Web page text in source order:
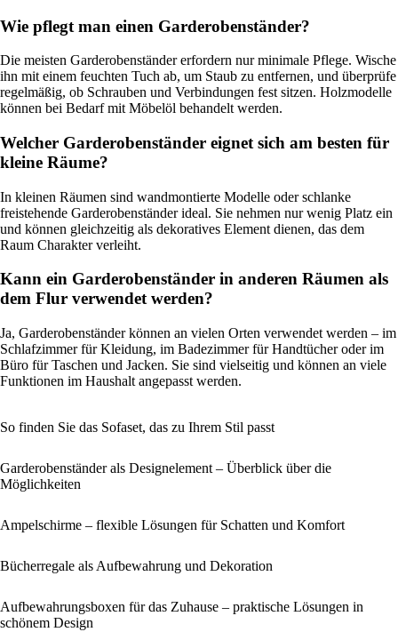
Wie pflegt man einen Garderobenständer?
Die meisten Garderobenständer erfordern nur minimale Pflege. Wische
ihn mit einem feuchten Tuch ab, um Staub zu entfernen, und überprüfe
regelmäßig, ob Schrauben und Verbindungen fest sitzen. Holzmodelle
können bei Bedarf mit Möbelöl behandelt werden.
Welcher Garderobenständer eignet sich am besten für
kleine Räume?
In kleinen Räumen sind wandmontierte Modelle oder schlanke
freistehende Garderobenständer ideal. Sie nehmen nur wenig Platz ein
und können gleichzeitig als dekoratives Element dienen, das dem
Raum Charakter verleiht.
Kann ein Garderobenständer in anderen Räumen als
dem Flur verwendet werden?
Ja, Garderobenständer können an vielen Orten verwendet werden – im
Schlafzimmer für Kleidung, im Badezimmer für Handtücher oder im
Büro für Taschen und Jacken. Sie sind vielseitig und können an viele
Funktionen im Haushalt angepasst werden.
So finden Sie das Sofaset, das zu Ihrem Stil passt
Garderobenständer als Designelement – Überblick über die
Möglichkeiten
Ampelschirme – flexible Lösungen für Schatten und Komfort
Bücherregale als Aufbewahrung und Dekoration
Aufbewahrungsboxen für das Zuhause – praktische Lösungen in
schönem Design